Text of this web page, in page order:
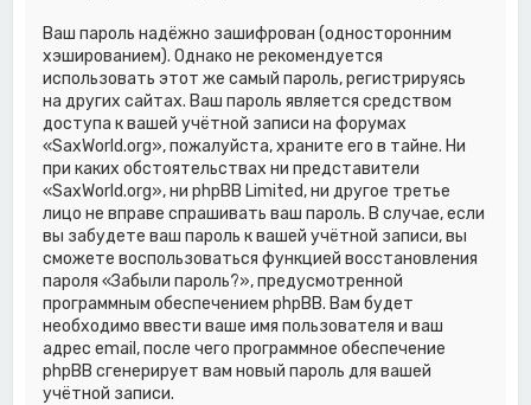
Ваш пароль надёжно зашифрован (односторонним
хэшированием). Однако не рекомендуется
использовать этот же самый пароль, регистрируясь
на других сайтах. Ваш пароль является средством
доступа к вашей учётной записи на форумах
«SaxWorld.org», пожалуйста, храните его в тайне. Ни
при каких обстоятельствах ни представители
«SaxWorld.org», ни phpBB Limited, ни другое третье
лицо не вправе спрашивать ваш пароль. В случае, если
вы забудете ваш пароль к вашей учётной записи, вы
сможете воспользоваться функцией восстановления
пароля «Забыли пароль?», предусмотренной
программным обеспечением phpBB. Вам будет
необходимо ввести ваше имя пользователя и ваш
адрес email, после чего программное обеспечение
phpBB сгенерирует вам новый пароль для вашей
учётной записи.